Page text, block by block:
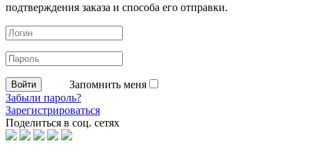
подтверждения заказа и способа его отправки.
Запомнить меня
Забыли пароль?
Зарегистрироваться
Поделиться в соц. сетях